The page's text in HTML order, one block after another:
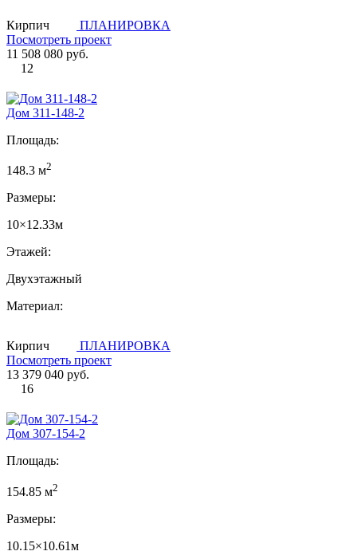
Кирпич
ПЛАНИРОВКА
Посмотреть проект
11 508 080 руб.
12
Дом 311-148-2
Площадь:
148.3 м2
Размеры:
10×12.33м
Этажей:
Двухэтажный
Материал:
Кирпич
ПЛАНИРОВКА
Посмотреть проект
13 379 040 руб.
16
Дом 307-154-2
Площадь:
154.85 м2
Размеры:
10.15×10.61м